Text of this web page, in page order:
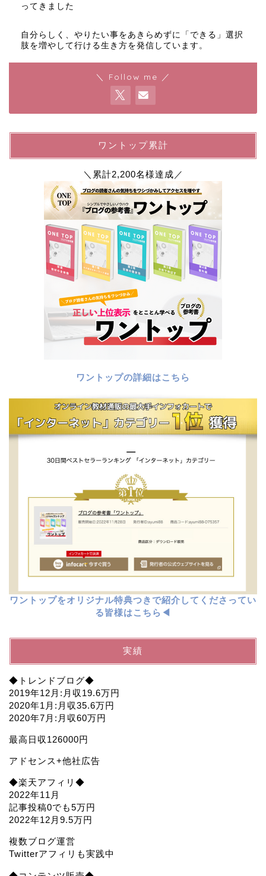
ってきました
自分らしく、やりたい事をあきらめずに「できる」選択
肢を増やして行ける生き方を発信しています。
＼ Follow me ／
ワントップ累計
＼累計2,200名様達成／
ワントップの詳細はこちら
ワントップをオリジナル特典つきで紹介してくださってい
る皆様はこちら◀︎
実績
◆トレンドブログ◆
2019年12月:月収19.6万円
2020年1月:月収35.6万円
2020年7月:月収60万円
最高日収126000円
アドセンス+他社広告
◆楽天アフィリ◆
2022年11月
記事投稿0でも5万円
2022年12月9.5万円
複数ブログ運営
Twitterアフィリも実践中